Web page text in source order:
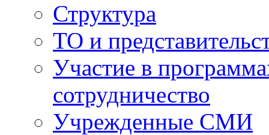
Структура
ТО и
Участие в
сотрудничество
Учрежденные СМИ